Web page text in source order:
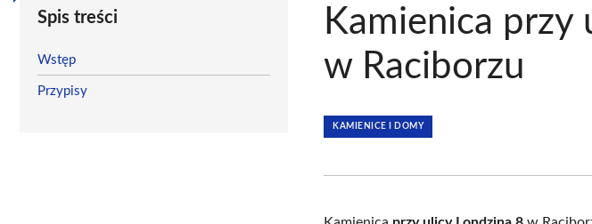
Spis treści
Wstęp
Przypisy
Kamienica przy
w Raciborzu
KAMIENICE I DOMY